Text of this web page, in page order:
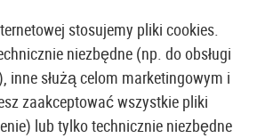
AIRSOFT SKLEP I HURTOWNIA
stosujemy pliki cookies.
niezbędne (np. do obsługi
inne służą celom marketingowym i
zaakceptować wszystkie pliki
lub tylko technicznie niezbędne